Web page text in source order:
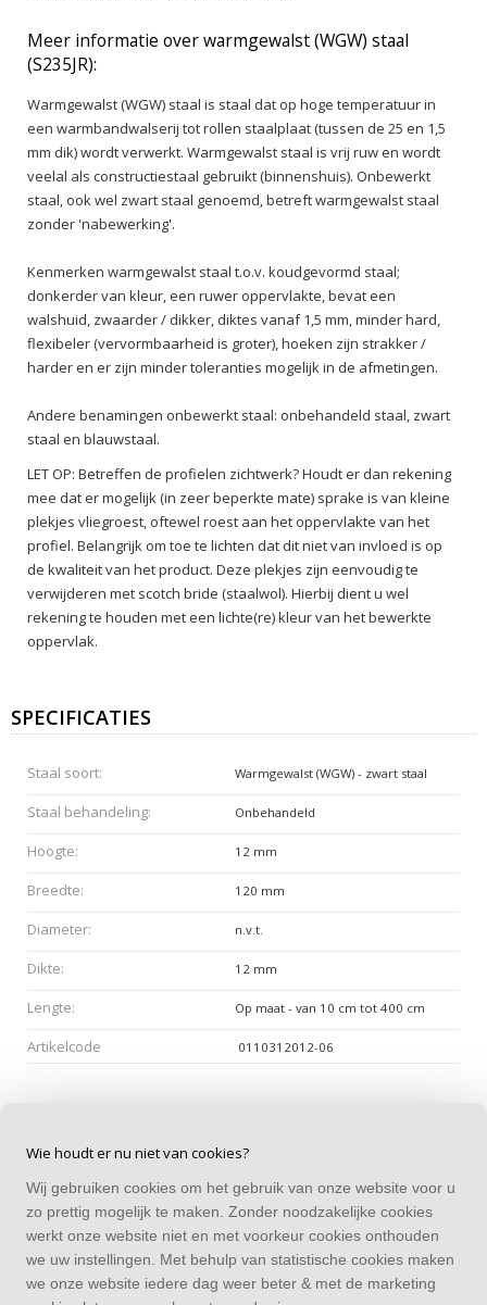
Meer informatie over warmgewalst (WGW) staal
(S235JR):
Warmgewalst (WGW) staal is staal dat op hoge temperatuur in
een warmbandwalserij tot rollen staalplaat (tussen de 25 en 1,5
mm dik) wordt verwerkt. Warmgewalst staal is vrij ruw en wordt
veelal als constructiestaal gebruikt (binnenshuis). Onbewerkt
staal, ook wel zwart staal genoemd, betreft warmgewalst staal
zonder 'nabewerking'.
Kenmerken warmgewalst staal t.o.v. koudgevormd staal;
donkerder van kleur, een ruwer oppervlakte, bevat een
walshuid, zwaarder / dikker, diktes vanaf 1,5 mm, minder hard,
flexibeler (vervormbaarheid is groter), hoeken zijn strakker /
harder en er zijn minder toleranties mogelijk in de afmetingen.
Andere benamingen onbewerkt staal: onbehandeld staal, zwart
staal en blauwstaal.
LET OP: Betreffen de profielen zichtwerk? Houdt er dan rekening
mee dat er mogelijk (in zeer beperkte mate) sprake is van kleine
plekjes vliegroest, oftewel roest aan het oppervlakte van het
profiel. Belangrijk om toe te lichten dat dit niet van invloed is op
de kwaliteit van het product. Deze plekjes zijn eenvoudig te
verwijderen met scotch bride (staalwol). Hierbij dient u wel
rekening te houden met een lichte(re) kleur van het bewerkte
oppervlak.
SPECIFICATIES
Staal soort: Warmgewalst (WGW) - zwart staal
Staal behandeling: Onbehandeld
Hoogte: 12 mm
Breedte: 120 mm
Diameter: n.v.t.
Dikte: 12 mm
Lengte: Op maat - van 10 cm tot 400 cm
Artikelcode 0110312012-06
CONTACT
Alle bedragen zijn incl. BTW
CATEGORIEËN
Wie houdt er nu niet van cookies?
Wij gebruiken cookies om het gebruik van onze website voor u
zo prettig mogelijk te maken. Zonder noodzakelijke cookies
werkt onze website niet en met voorkeur cookies onthouden
we uw instellingen. Met behulp van statistische cookies maken
we onze website iedere dag weer beter & met de marketing